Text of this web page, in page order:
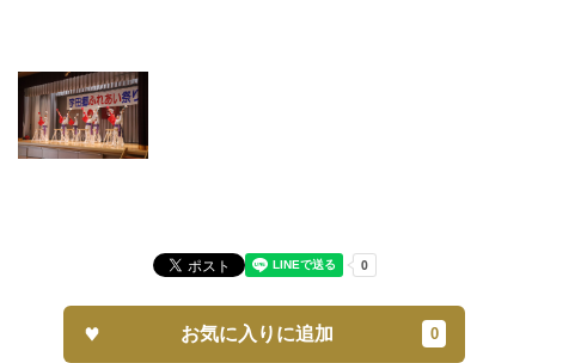
お気に入りに追加